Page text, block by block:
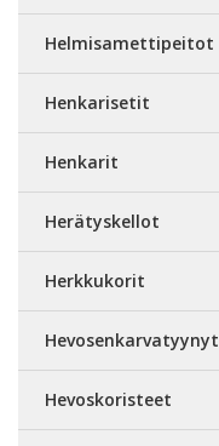
Helmisamettipeitot
Henkarisetit
Henkarit
Herätyskellot
Herkkukorit
Hevosenkarvatyynyt
Hevoskoristeet